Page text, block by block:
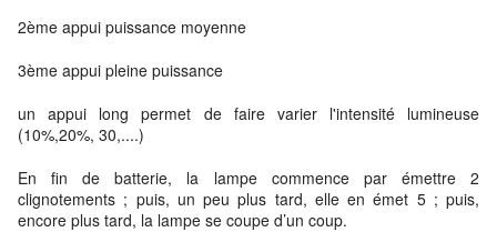
2ème appui puissance moyenne
3ème appui pleine puissance
un appui long permet de faire varier l'intensité lumineuse
(10%,20%, 30,....)
En fin de batterie, la lampe commence par émettre 2
clignotements ; puis, un peu plus tard, elle en émet 5 ; puis,
encore plus tard, la lampe se coupe d’un coup.